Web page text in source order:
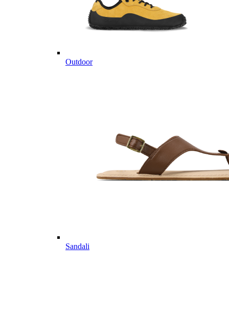
Outdoor
Sandali